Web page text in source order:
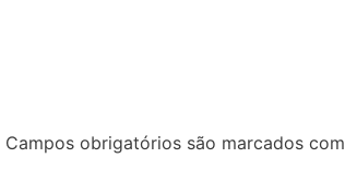
Campos obrigatórios são marcados com